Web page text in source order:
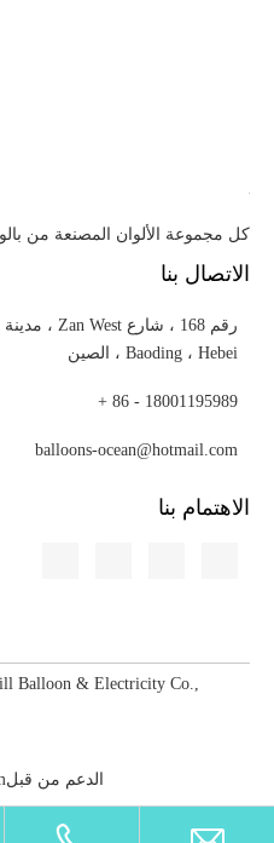
كل مجموعة الألوان المصنعة من
الاتصال بنا
Baoding ، Hebei ، الصين
18001195989 - 86 +
balloons-ocean@hotmail.com
الاهتمام بنا
Balloon & Electricity Co.,
الدعم من قبل